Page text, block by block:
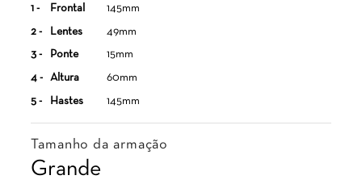
1 - Frontal 145mm
2 - Lentes 49mm
3 - Ponte 15mm
4 - Altura 60mm
5 - Hastes 145mm
Tamanho da armação
Grande